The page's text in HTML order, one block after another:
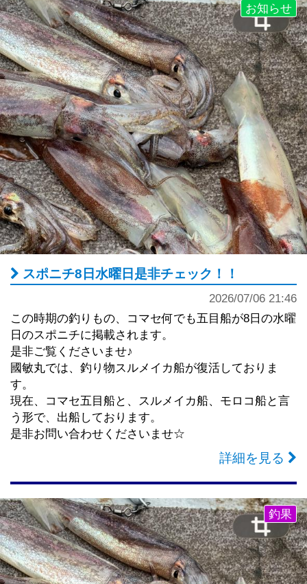
お知らせ
スポニチ8日水曜日是非チェック！！
2026/07/06 21:46
この時期の釣りもの、コマセ何でも五目船が8日の水曜
日のスポニチに掲載されます。
是非ご覧くださいませ♪
國敏丸では、釣り物スルメイカ船が復活しておりま
す。
現在、コマセ五目船と、スルメイカ船、モロコ船と言
う形で、出船しております。
是非お問い合わせくださいませ☆
詳細を見る
釣果